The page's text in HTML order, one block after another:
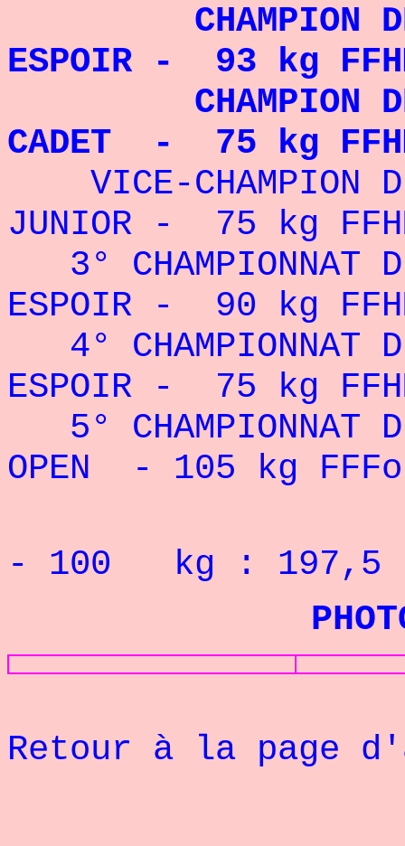
CHAMPION DE
ESPOIR - 93 kg
CHAMPION DE
CADET - 75 kg
VICE-CHAMPION DE
JUNIOR - 75 kg
3° CHAMPIONNAT
ESPOIR - 90 kg
4° CHAMPIONNAT
ESPOIR - 75 kg
5° CHAMPIONNAT
OPEN - 105 kg
- 100 kg :
PHOTOS
Retour à la page